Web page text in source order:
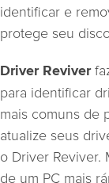
identificar e
protege seu
Driver Reviver
para identificar
mais comuns de
atualize seus
o Driver Reviver.
de um PC mais